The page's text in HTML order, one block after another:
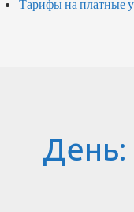
Тарифы на платные
День: